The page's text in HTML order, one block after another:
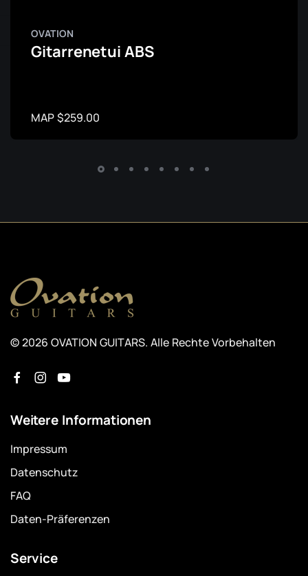
OVATION
Gitarrenetui ABS
MAP $259.00
© 2026 OVATION GUITARS. Alle Rechte Vorbehalten
Weitere Informationen
Impressum
Datenschutz
FAQ
Daten-Präferenzen
Service